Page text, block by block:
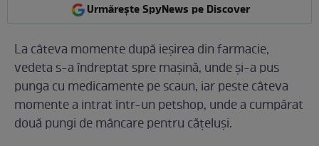
Urmărește SpyNews pe Discover
La câteva momente după ieșirea din farmacie,
vedeta s-a îndreptat spre mașină, unde și-a pus
punga cu medicamente pe scaun, iar peste câteva
momente a intrat într-un petshop, unde a cumpărat
două pungi de mâncare pentru cățeluși.